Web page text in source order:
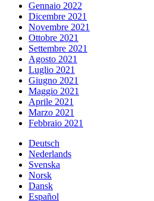
Gennaio 2022
Dicembre 2021
Novembre 2021
Ottobre 2021
Settembre 2021
Agosto 2021
Luglio 2021
Giugno 2021
Maggio 2021
Aprile 2021
Marzo 2021
Febbraio 2021
Deutsch
Nederlands
Svenska
Norsk
Dansk
Español